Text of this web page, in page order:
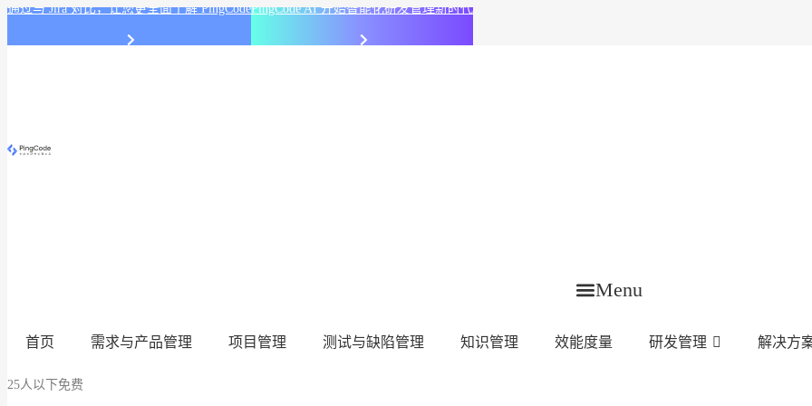
通过与 Jira 对比，让您更全面了解 PingCodePingCode AI 开始智能化研发管理新时代
Menu
首页 需求与产品管理 项目管理 测试与缺陷管理 知识管理 效能度量 研发管理 解决方
25人以下免费